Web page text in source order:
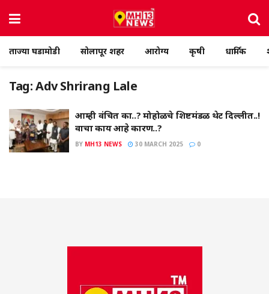
ताज्या घडामोडी सोलापूर शहर आरोग्य कृषी धार्मिक
Tag:Adv Shrirang Lale
आम्ही वंचित का..? मोहोळचे शिष्टमंडळ थेट दिल्लीत..!
वाचा काय आहे कारण..?
BY MH13 NEWS 30 MARCH 2025 0